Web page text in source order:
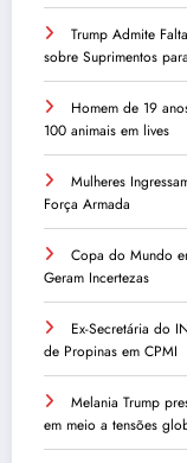
Trump Admite
sobre Suprimentos
Homem de 19
100 animais em lives
Mulheres
Força Armada
Copa do Mundo
Geram Incertezas
Ex-Secretária do
de Propinas em CPMI
Melania Trump
em meio a tensões